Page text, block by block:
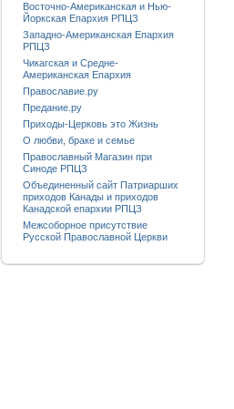
Восточно-Американская и Нью-
Йоркская Епархия РПЦЗ
Западно-Американская Епархия
РПЦЗ
Чикагская и Средне-
Американская Епархия
Православие.ру
Предание.ру
Приходы-Церковь это Жизнь
О любви, браке и семье
Православный Магазин при
Синоде РПЦЗ
Объединенный сайт Патриарших
приходов Канады и приходов
Канадской епархии РПЦЗ
Межсоборное присутствие
Русской Православной Церкви